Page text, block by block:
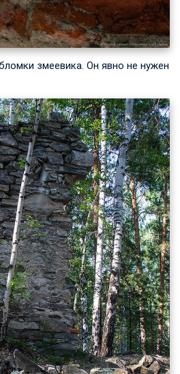
змеевика. Он явно не нужен